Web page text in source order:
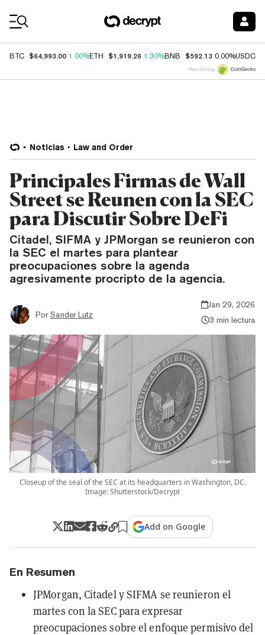
BTC $64,993.00 1.00%ETH $1,919.26 1.30%BNB $592.13 0.00%USDC
Price data by
Noticias Law and Order
Principales Firmas de Wall
Street se Reunen con la SEC
para Discutir Sobre DeFi
Citadel, SIFMA y JPMorgan se reunieron con
la SEC el martes para plantear
preocupaciones sobre la agenda
agresivamente procripto de la agencia.
Por Sander Lutz
Jan 29, 2026
3 min lectura
Closeup of the seal of the SEC at its headquarters in Washington, DC.
Image: Shutterstock/Decrypt
Add on Google
En Resumen
JPMorgan, Citadel y SIFMA se reunieron el
martes con la SEC para expresar
preocupaciones sobre el enfoque permisivo del